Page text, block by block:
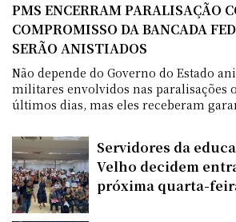
PMS ENCERRAM PARALISAÇÃO
COMPROMISSO DA BANCADA
SERÃO ANISTIADOS
Não depende do Governo do Estado
militares envolvidos nas paralisações
últimos dias, mas eles receberam
Servidores da
Velho decidem
próxima quarta-